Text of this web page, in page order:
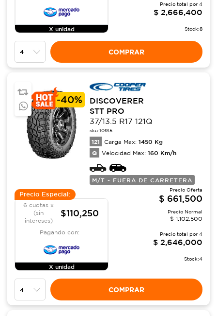
X unidad
Precio total por 4
$ 2,666,400
Stock:8
COMPRAR
-40%
DISCOVERER
STT PRO
37/13.5 R17 121Q
sku:10915
121 Carga Max: 1450 Kg
Q Velocidad Max: 160 Km/h
M/T - FUERA DE CARRETERA
Precio Especial:
6 cuotas x
(sin
intereses)
$110,250
Pagando con:
X unidad
Precio Oferta
$ 661,500
Precio Normal
$ 1,102,500
Precio total por 4
$ 2,646,000
Stock:4
COMPRAR